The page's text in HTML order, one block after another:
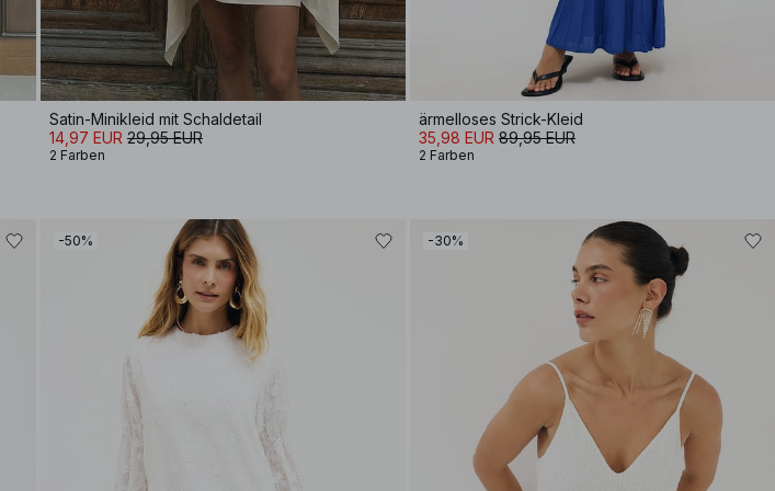
Satin-Minikleid mit Schaldetail
14,97 EUR 29,95 EUR
2 Farben
ärmelloses Strick-Kleid
35,98 EUR 89,95 EUR
2 Farben
-50% -30%